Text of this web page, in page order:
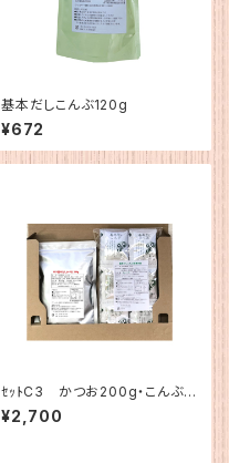
基本だしこんぶ120g
¥672
ｾｯﾄC3 かつお200g・こんぶ簡
易1
¥2,700